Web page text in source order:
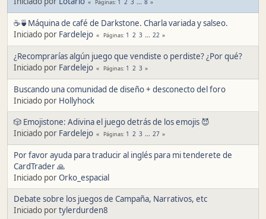
Páginas
☕🍵Máquina de café de Darkstone. Charla variada y salseo.
Iniciado por Fardelejo Páginas 1 2 3 ... 22
¿Recomprarías algún juego que vendiste o perdiste? ¿Por qué?
Iniciado por Fardelejo Páginas 1 2 3
Buscando una comunidad de diseño + desconecto del foro
Iniciado por Hollyhock
🎲 Emojistone: Adivina el juego detrás de los emojis 😈
Iniciado por Fardelejo Páginas 1 2 3 ... 27
Por favor ayuda para traducir al inglés para mi tenderete de
CardTrader 🙏
Iniciado porOrko_espacial
Debate sobre los juegos de Campaña, Narrativos, etc
Iniciado portylerdurden8